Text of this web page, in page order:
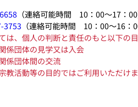
（連絡可能時間 10：00～17：00
3753 （連絡可能時間 10：00～16：
は、個人の判断と責任のもと以下の
係団体の見学又は入会
係団体間の交流
教活動等の目的ではご利用いただけま